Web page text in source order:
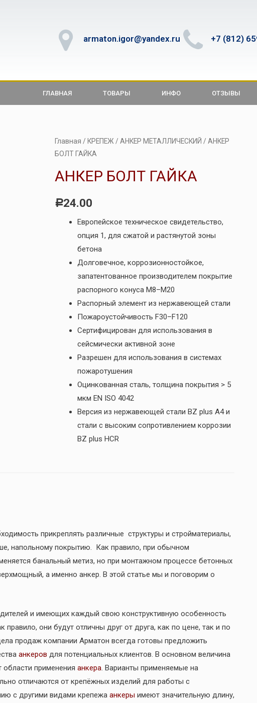
armaton.igor@yandex.ru +7 (812)
ГЛАВНАЯ ТОВАРЫ ИНФО ОТЗЫВЫ
Главная / КРЕПЕЖ / АНКЕР МЕТАЛЛИЧЕСКИЙ / АНКЕР
БОЛТ ГАЙКА
АНКЕР БОЛТ ГАЙКА
Р24.00
Европейское техническое свидетельство,
опция 1, для сжатой и растянутой зоны
бетона
Долговечное, коррозионностойкое,
запатентованное производителем покрытие
распорного конуса M8–M20
Распорный элемент из нержавеющей стали
Пожароустойчивость F30–F120
Сертифицирован для использования в
сейсмически активной зоне
Разрешен для использования в системах
пожаротушения
Оцинкованная сталь, толщина покрытия > 5
мкм EN ISO 4042
Версия из нержавеющей стали BZ plus A4 и
стали с высоким сопротивлением коррозии
BZ plus HCR
прикреплять различные структуры и стройматериалы,
напольному покрытию. Как правило, при обычном
банальный метиз, но при монтажном процессе бетонных
а именно анкер. В этой статье мы и поговорим о
и имеющих каждый свою конструктивную особенность
они будут отличны друг от друга, как по цене, так и по
продаж компании Арматон всегда готовы предложить
анкеров для потенциальных клиентов. В основном величина
области применения анкера. Варианты применяемые на
отличаются от крепёжных изделий для работы с
с другими видами крепежа анкеры имеют значительную длину,